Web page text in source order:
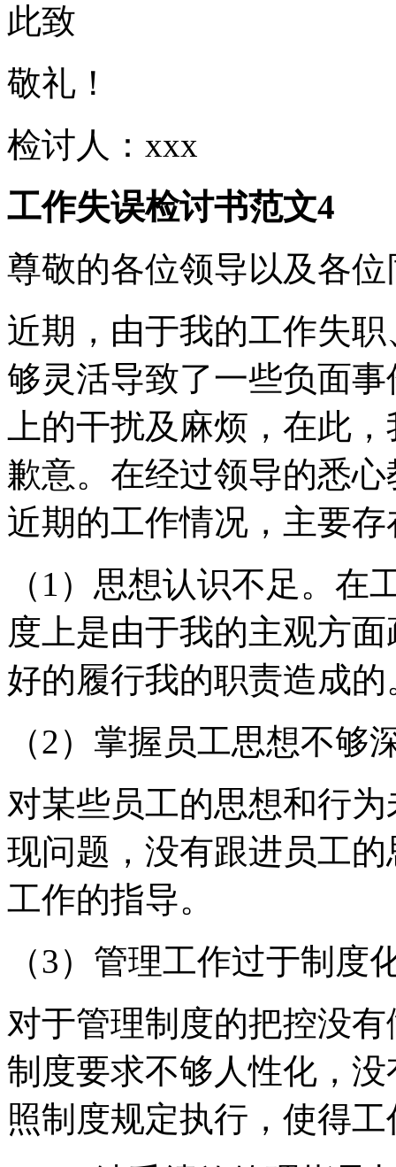
此致
敬礼！
检讨人：xxx
工作失误检讨书范文4
尊敬的各位领导以及各位
近期，由于我的工作失
够灵活导致了一些负面
上的干扰及麻烦，在此
歉意。在经过领导的悉
近期的工作情况，主要
（1）思想认识不足。
度上是由于我的主观方
好的履行我的职责造成的
（2）掌握员工思想不够
对某些员工的思想和行
现问题，没有跟进员工
工作的指导。
（3）管理工作过于制度
对于管理制度的把控没
制度要求不够人性化，
照制度规定执行，使得